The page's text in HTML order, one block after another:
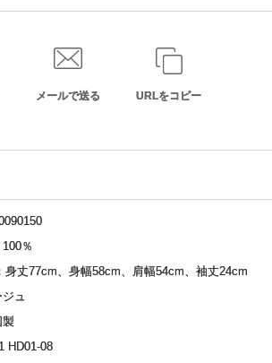
メールで送る URLをコピー
％
身丈77cm、身幅58cm、肩幅54cm、袖丈24cm
ュ
製
HD01-08